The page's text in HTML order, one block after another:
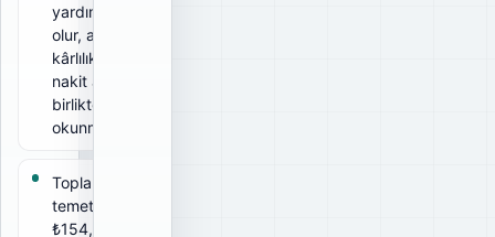
yardımcı
olur, ancak
kârlılık ve
nakit akışıyla
birlikte
okunmalıdır.
Toplam brüt
temettü
₺154,4 B;